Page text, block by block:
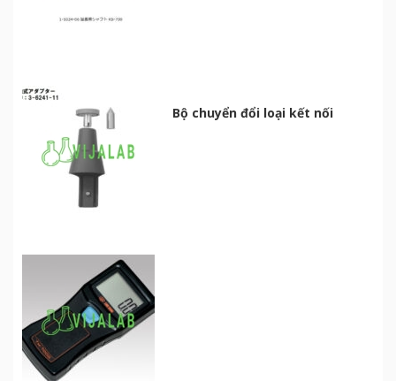
Bộ chuyển đổi loại kết nối